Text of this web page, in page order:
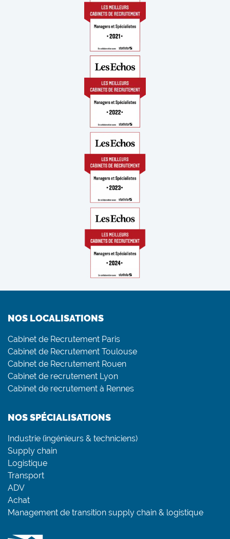
NOS LOCALISATIONS
Cabinet de Recrutement Paris
Cabinet de Recrutement Toulouse
Cabinet de Recrutement Rouen
Cabinet de recrutement Lyon
Cabinet de recrutement à Rennes
NOS SPÉCIALISATIONS
Industrie (ingénieurs & techniciens)
Supply chain
Logistique
Transport
ADV
Achat
Management de transition supply chain & logistique